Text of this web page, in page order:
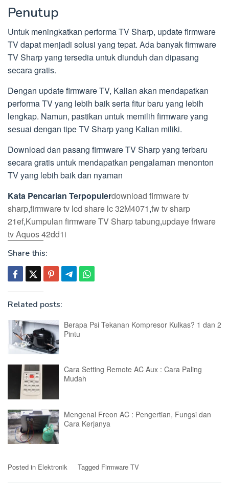
Penutup
Untuk meningkatkan performa TV Sharp, update firmware
TV dapat menjadi solusi yang tepat. Ada banyak firmware
TV Sharp yang tersedia untuk diunduh dan dipasang
secara gratis.
Dengan update firmware TV, Kalian akan mendapatkan
performa TV yang lebih baik serta fitur baru yang lebih
lengkap. Namun, pastikan untuk memilih firmware yang
sesuai dengan tipe TV Sharp yang Kalian miliki.
Download dan pasang firmware TV Sharp yang terbaru
secara gratis untuk mendapatkan pengalaman menonton
TV yang lebih baik dan nyaman
Kata Pencarian Terpopulerdownload firmware tv
sharp,firmware tv lcd share lc 32M4071,fw tv sharp
21ef,Kumpulan firmware TV Sharp tabung,updaye friware
tv Aquos 42dd1i
Share this:
Related posts:
Berapa Psi Tekanan Kompresor Kulkas? 1 dan 2
Pintu
Cara Setting Remote AC Aux : Cara Paling
Mudah
Mengenal Freon AC : Pengertian, Fungsi dan
Cara Kerjanya
Posted in Elektronik Tagged Firmware TV